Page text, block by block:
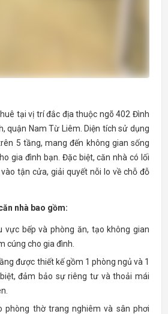
tại vị trí đắc địa thuộc ngõ 402 Đình
quận Nam Từ Liêm. Diện tích sử dụng
5 tầng, mang đến không gian sống
gia đình bạn. Đặc biệt, căn nhà có lối
tận cửa, giải quyết nỗi lo về chỗ đỗ
nhà bao gồm:
vực bếp và phòng ăn, tạo không gian
cúng cho gia đình.
được thiết kế gồm 1 phòng ngủ và 1
đảm bảo sự riêng tư và thoải mái
phòng thờ trang nghiêm và sân phơi